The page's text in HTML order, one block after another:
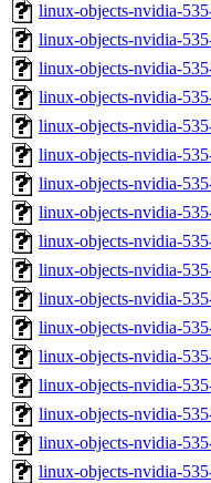
linux-objects-nvidia-
linux-objects-nvidia-
linux-objects-nvidia-
linux-objects-nvidia-
linux-objects-nvidia-
linux-objects-nvidia-
linux-objects-nvidia-
linux-objects-nvidia-
linux-objects-nvidia-
linux-objects-nvidia-
linux-objects-nvidia-
linux-objects-nvidia-
linux-objects-nvidia-
linux-objects-nvidia-
linux-objects-nvidia-
linux-objects-nvidia-
linux-objects-nvidia-